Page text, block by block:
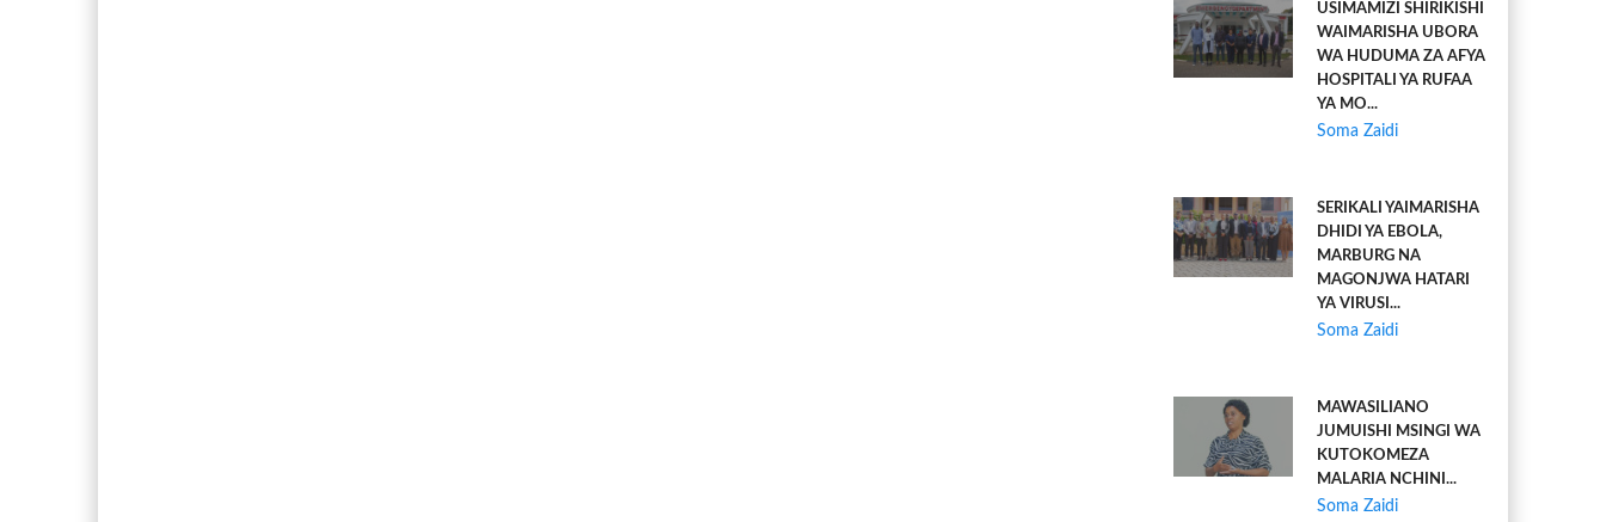
USIMAMIZI SHIRIKISHI
WAIMARISHA UBORA
WA HUDUMA ZA AFYA
HOSPITALI YA RUFAA
YA MO...
Soma Zaidi
SERIKALI YAIMARISHA
DHIDI YA EBOLA,
MARBURG NA
MAGONJWA HATARI
YA VIRUSI...
Soma Zaidi
MAWASILIANO
JUMUISHI MSINGI WA
KUTOKOMEZA
MALARIA NCHINI...
Soma Zaidi